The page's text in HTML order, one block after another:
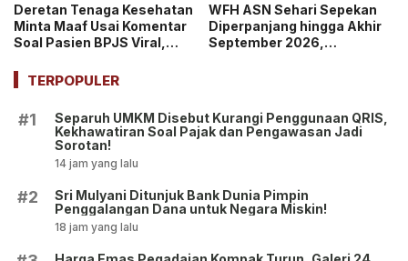
Deretan Tenaga Kesehatan
Minta Maaf Usai Komentar
Soal Pasien BPJS Viral,
Chaerawan Jadi Sorotan
Publik!
WFH ASN Sehari Sepekan
Diperpanjang hingga Akhir
September 2026,
TERPOPULER
#1
Separuh UMKM Disebut Kurangi Penggunaan QRIS,
Kekhawatiran Soal Pajak dan Pengawasan Jadi
Sorotan!
14 jam yang lalu
#2
Sri Mulyani Ditunjuk Bank Dunia Pimpin
Penggalangan Dana untuk Negara Miskin!
18 jam yang lalu